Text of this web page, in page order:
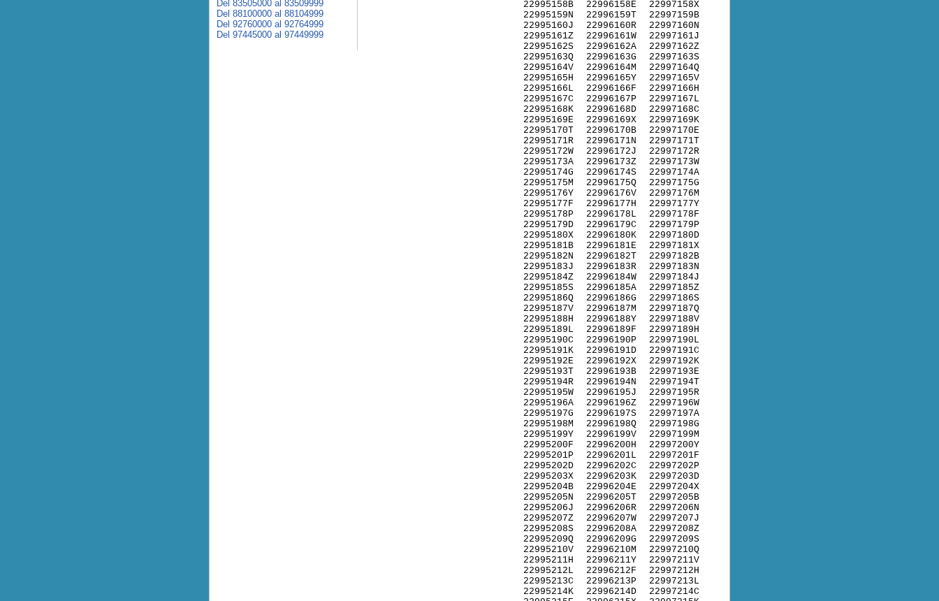
22995158B
22995159N
22995160J
22995161Z
22995162S
22995163Q
22995164V
22995165H
22995166L
22995167C
22995168K
22995169E
22995170T
22995171R
22995172W
22995173A
22995174G
22995175M
22995176Y
22995177F
22995178P
22995179D
22995180X
22995181B
22995182N
22995183J
22995184Z
22995185S
22995186Q
22995187V
22995188H
22995189L
22995190C
22995191K
22995192E
22995193T
22995194R
22995195W
22995196A
22995197G
22995198M
22995199Y
22995200F
22995201P
22995202D
22995203X
22995204B
22995205N
22995206J
22995207Z
22995208S
22995209Q
22995210V
22995211H
22995212L
22995213C
22995214K
22996158E
22996159T
22996160R
22996161W
22996162A
22996163G
22996164M
22996165Y
22996166F
22996167P
22996168D
22996169X
22996170B
22996171N
22996172J
22996173Z
22996174S
22996175Q
22996176V
22996177H
22996178L
22996179C
22996180K
22996181E
22996182T
22996183R
22996184W
22996185A
22996186G
22996187M
22996188Y
22996189F
22996190P
22996191D
22996192X
22996193B
22996194N
22996195J
22996196Z
22996197S
22996198Q
22996199V
22996200H
22996201L
22996202C
22996203K
22996204E
22996205T
22996206R
22996207W
22996208A
22996209G
22996210M
22996211Y
22996212F
22996213P
22996214D
22997158X
22997159B
22997160N
22997161J
22997162Z
22997163S
22997164Q
22997165V
22997166H
22997167L
22997168C
22997169K
22997170E
22997171T
22997172R
22997173W
22997174A
22997175G
22997176M
22997177Y
22997178F
22997179P
22997180D
22997181X
22997182B
22997183N
22997184J
22997185Z
22997186S
22997187Q
22997188V
22997189H
22997190L
22997191C
22997192K
22997193E
22997194T
22997195R
22997196W
22997197A
22997198G
22997199M
22997200Y
22997201F
22997202P
22997203D
22997204X
22997205B
22997206N
22997207J
22997208Z
22997209S
22997210Q
22997211V
22997212H
22997213L
22997214C
Del 83505000 al 83509999
Del 88100000 al 88104999
Del 92760000 al 92764999
Del 97445000 al 97449999